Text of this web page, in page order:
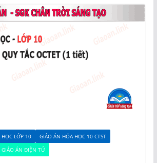
HỌC LỚP 10
GIÁO ÁN HÓA HỌC 10 CTST
GIÁO ÁN ĐIỆN TỬ